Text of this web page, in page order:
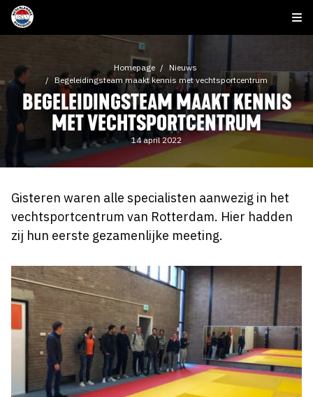
Homepage
Nieuws
Begeleidingsteam maakt kennis met vechtsportcentrum
BEGELEIDINGSTEAM MAAKT KENNIS
MET VECHTSPORTCENTRUM
14 april 2022
Gisteren waren alle specialisten aanwezig in het
vechtsportcentrum van Rotterdam. Hier hadden
zij hun eerste gezamenlijke meeting.